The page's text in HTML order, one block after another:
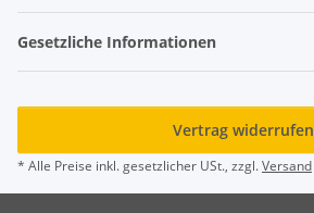
Gesetzliche Informationen
Vertrag widerrufen
* Alle Preise inkl. gesetzlicher USt., zzgl.Versand